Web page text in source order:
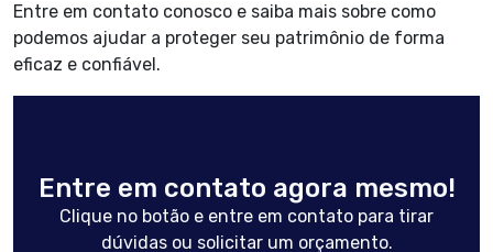
Entre em contato conosco e saiba mais sobre como
podemos ajudar a proteger seu patrimônio de forma
eficaz e confiável.
Entre em contato agora mesmo!
Clique no botão e entre em contato para tirar
dúvidas ou solicitar um orçamento.